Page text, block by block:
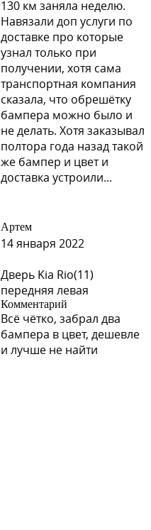
130 км заняла неделю.
Навязали доп услуги по
доставке про которые
узнал только при
получении, хотя сама
транспортная компания
сказала, что обрешётку
бампера можно было и
не делать. Хотя заказывал
полтора года назад такой
же бампер и цвет и
доставка устроили...
Артем
14 января 2022
Дверь Kia Rio(11)
передняя левая
Комментарий
Всё чётко, забрал два
бампера в цвет, дешевле
и лучше не найти